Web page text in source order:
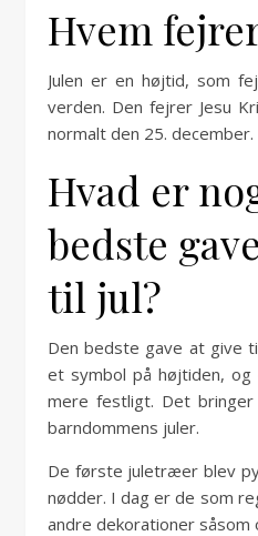
Hvem
Julen er en højtid, som
verden. Den fejrer Jesu
normalt den 25. december.
Hvad er
bedste
til jul?
Den bedste gave at give
et symbol på højtiden,
mere festligt. Det
barndommens juler.
De første juletræer blev
nødder. I dag er de som
andre dekorationer såsom